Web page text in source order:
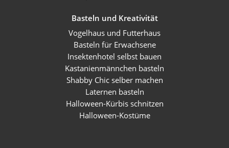
Basteln und Kreativität
Vogelhaus und Futterhaus
Basteln für Erwachsene
Insektenhotel selbst bauen
Kastanienmännchen basteln
Shabby Chic selber machen
Laternen basteln
Halloween-Kürbis schnitzen
Halloween-Kostüme